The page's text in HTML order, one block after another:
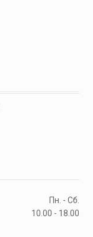
Пн. - Сб.
10.00 - 18.00